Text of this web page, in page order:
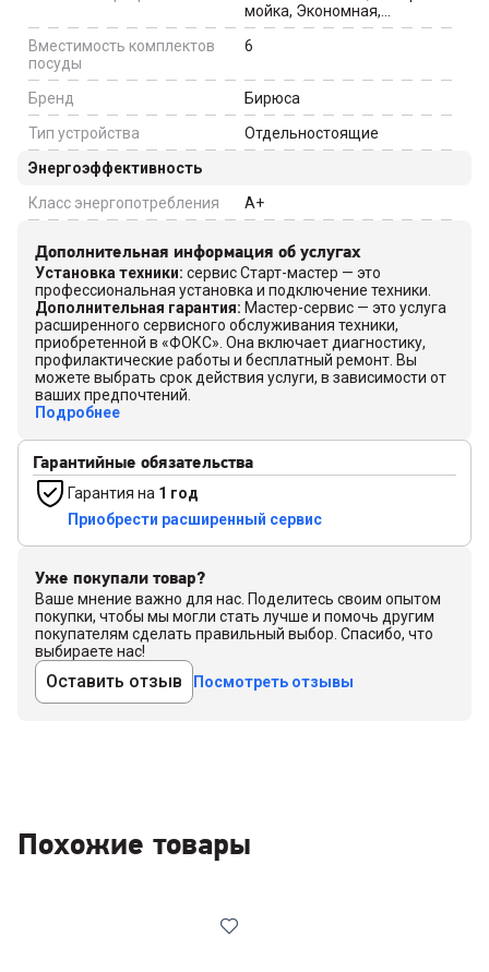
мойка, Экономная,
Интенсивная мойка, Стекло
Вместимость комплектов
посуды
6
Бренд
Бирюса
Тип устройства
Отдельностоящие
Энергоэффективность
Класс энергопотребления
A+
Дополнительная информация об услугах
Установка техники: сервис Старт-мастер — это
профессиональная установка и подключение техники.
Дополнительная гарантия: Мастер-сервис — это услуга
расширенного сервисного обслуживания техники,
приобретенной в «ФОКС». Она включает диагностику,
профилактические работы и бесплатный ремонт. Вы
можете выбрать срок действия услуги, в зависимости от
ваших предпочтений.
Подробнее
Гарантийные обязательства
Гарантия на 1 год
Приобрести расширенный сервис
Уже покупали товар?
Ваше мнение важно для нас. Поделитесь своим опытом
покупки, чтобы мы могли стать лучше и помочь другим
покупателям сделать правильный выбор. Спасибо, что
выбираете нас!
Оставить отзыв Посмотреть отзывы
Похожие товары